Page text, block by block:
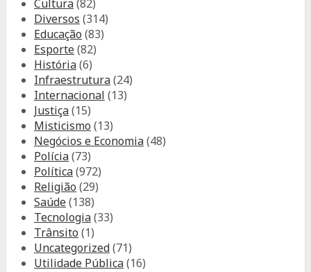
Cultura(82)
Diversos (314)
Educação (83)
Esporte(82)
História(6)
Infraestrutura(24)
Internacional (13)
Justiça(15)
Misticismo (13)
Negócios e Economia(48)
Polícia(73)
Política(972)
Religião (29)
Saúde(138)
Tecnologia(33)
Trânsito (1)
Uncategorized(71)
Utilidade Pública(16)